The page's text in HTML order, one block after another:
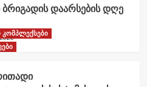
ბრიგადის დაარსების დღე